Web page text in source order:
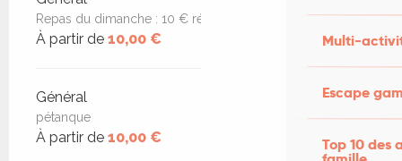
Multi-
Escape
Top 10 des
Repas du dimanche : 10 € résa au 06 81 57 21 10
À partir de 10,00 €
Général
pétanque
À partir de 10,00 €